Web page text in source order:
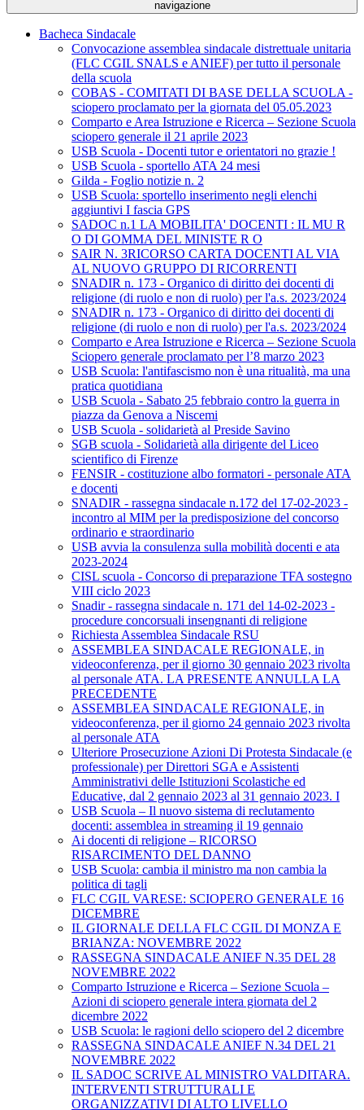
navigazione
Bacheca Sindacale
Convocazione assemblea sindacale distrettuale unitaria
(FLC CGIL SNALS e ANIEF) per tutto il personale
della scuola
COBAS - COMITATI DI BASE DELLA SCUOLA -
sciopero proclamato per la giornata del 05.05.2023
Comparto e Area Istruzione e Ricerca – Sezione Scuola
sciopero generale il 21 aprile 2023
USB Scuola - Docenti tutor e orientatori no grazie !
USB Scuola - sportello ATA 24 mesi
Gilda - Foglio notizie n. 2
USB Scuola: sportello inserimento negli elenchi
aggiuntivi I fascia GPS
SADOC n.1 LA MOBILITA' DOCENTI : IL MU R
O DI GOMMA DEL MINISTE R O
SAIR N. 3RICORSO CARTA DOCENTI AL VIA
AL NUOVO GRUPPO DI RICORRENTI
SNADIR n. 173 - Organico di diritto dei docenti di
religione (di ruolo e non di ruolo) per l'a.s. 2023/2024
SNADIR n. 173 - Organico di diritto dei docenti di
religione (di ruolo e non di ruolo) per l'a.s. 2023/2024
Comparto e Area Istruzione e Ricerca – Sezione Scuola
Sciopero generale proclamato per l’8 marzo 2023
USB Scuola: l'antifascismo non è una ritualità, ma una
pratica quotidiana
USB Scuola - Sabato 25 febbraio contro la guerra in
piazza da Genova a Niscemi
USB Scuola - solidarietà al Preside Savino
SGB scuola - Solidarietà alla dirigente del Liceo
scientifico di Firenze
FENSIR - costituzione albo formatori - personale ATA
e docenti
SNADIR - rassegna sindacale n.172 del 17-02-2023 -
incontro al MIM per la predisposizione del concorso
ordinario e straordinario
USB avvia la consulenza sulla mobilità docenti e ata
2023-2024
CISL scuola - Concorso di preparazione TFA sostegno
VIII ciclo 2023
Snadir - rassegna sindacale n. 171 del 14-02-2023 -
procedure concorsuali insengnanti di religione
Richiesta Assemblea Sindacale RSU
ASSEMBLEA SINDACALE REGIONALE, in
videoconferenza, per il giorno 30 gennaio 2023 rivolta
al personale ATA. LA PRESENTE ANNULLA LA
PRECEDENTE
ASSEMBLEA SINDACALE REGIONALE, in
videoconferenza, per il giorno 24 gennaio 2023 rivolta
al personale ATA
Ulteriore Prosecuzione Azioni Di Protesta Sindacale (e
professionale) per Direttori SGA e Assistenti
Amministrativi delle Istituzioni Scolastiche ed
Educative, dal 2 gennaio 2023 al 31 gennaio 2023. I
USB Scuola – Il nuovo sistema di reclutamento
docenti: assemblea in streaming il 19 gennaio
Ai docenti di religione – RICORSO
RISARCIMENTO DEL DANNO
USB Scuola: cambia il ministro ma non cambia la
politica di tagli
FLC CGIL VARESE: SCIOPERO GENERALE 16
DICEMBRE
IL GIORNALE DELLA FLC CGIL DI MONZA E
BRIANZA: NOVEMBRE 2022
RASSEGNA SINDACALE ANIEF N.35 DEL 28
NOVEMBRE 2022
Comparto Istruzione e Ricerca – Sezione Scuola –
Azioni di sciopero generale intera giornata del 2
dicembre 2022
USB Scuola: le ragioni dello sciopero del 2 dicembre
RASSEGNA SINDACALE ANIEF N.34 DEL 21
NOVEMBRE 2022
IL SADOC SCRIVE AL MINISTRO VALDITARA.
INTERVENTI STRUTTURALI E
ORGANIZZATIVI DI ALTO LIVELLO